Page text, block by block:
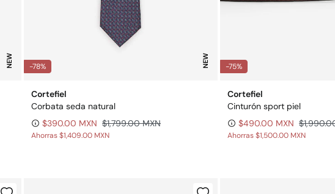
NEW -78% NEW
Cortefiel
Corbata seda natural
$390.00 MXN $1,799.00 MXN
Ahorras$1,409.00 MXN
-75%
Cortefiel
Cinturón sport piel
$490.00 MXN
Ahorras$1,500.00 MXN